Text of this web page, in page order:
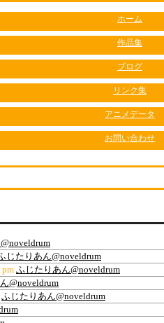
ホーム
作品集
ブログ
リンク集
アニメデータ
お問い合わせ
じたりあん@noveldrum
pmふじたりあん@noveldrum
@noveldrum
ふじたりあん@noveldrum